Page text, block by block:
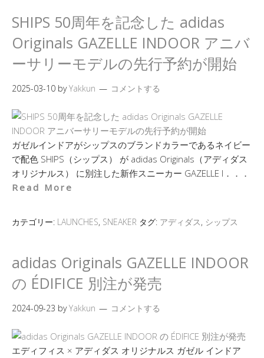
SHIPS 50周年を記念した adidas
Originals GAZELLE INDOOR アニバ
ーサリーモデルの先行予約が開始
2025-03-10 byYakkun コメントする
ガゼルインドアがシップスのブランドカラーであるネイビー
で配色 SHIPS（シップス） が adidas Originals（アディダス
オリジナルス） に別注した新作スニーカー GAZELLE I．．．
Read More
カテゴリー: LAUNCHES, SNEAKER タグ: アディダス, シップス
adidas Originals GAZELLE INDOOR
の ÉDIFICE 別注が発売
2024-09-23 byYakkun コメントする
エディフィス × アディダス オリジナルス ガゼル インドア